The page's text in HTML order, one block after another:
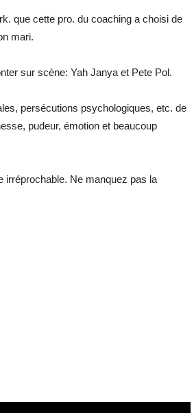
que cette pro. du coaching a choisi de
mari.
sur scène: Yah Janya et Pete Pol.
persécutions psychologiques, etc. de
pudeur, émotion et beaucoup
irréprochable. Ne manquez pas la